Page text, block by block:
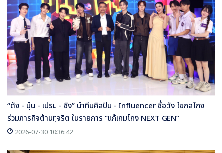
“ดัง - บุ๋น - เปรม - ซิง” นำทีมศิลปิน - Influencer ชื่อดัง ไขกลโกง
ร่วมภารกิจต้านทุจริต ในรายการ “แก้เกมโกง NEXT GEN”
2026-07-30 10:36:42